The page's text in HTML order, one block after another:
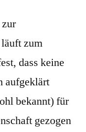
zum
dass keine
aufgeklärt
bekannt) für
gezogen